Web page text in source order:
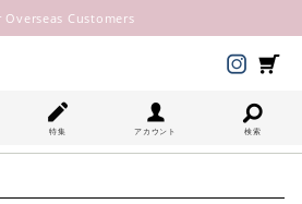
Overseas Customers
特集 アカウント 検索